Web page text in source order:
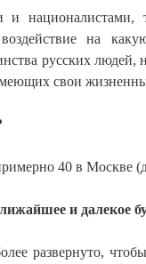
и
на
русских людей,
свои
40 в Москве
и далекое
развернуто,